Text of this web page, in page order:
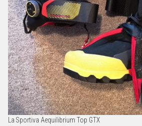
La Sportiva Aequilibrium Top GTX